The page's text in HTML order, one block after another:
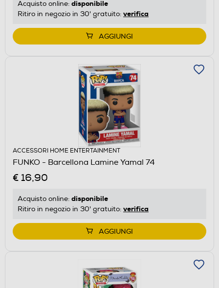
Acquisto online: disponibile
Ritiro in negozio in 30' gratuito: verifica
AGGIUNGI
ACCESSORI HOME ENTERTAINMENT
FUNKO - Barcellona Lamine Yamal 74
€ 16,90
Acquisto online: disponibile
Ritiro in negozio in 30' gratuito: verifica
AGGIUNGI